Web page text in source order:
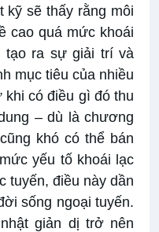
kỹ sẽ thấy rằng môi
cao quá mức khoái
tạo ra sự giải trí và
mục tiêu của nhiều
khi có điều gì đó thu
– dù là chương
khó có thể bán
yếu tố khoái lạc
tuyến, điều này dần
sống ngoại tuyến.
giản dị trở nên